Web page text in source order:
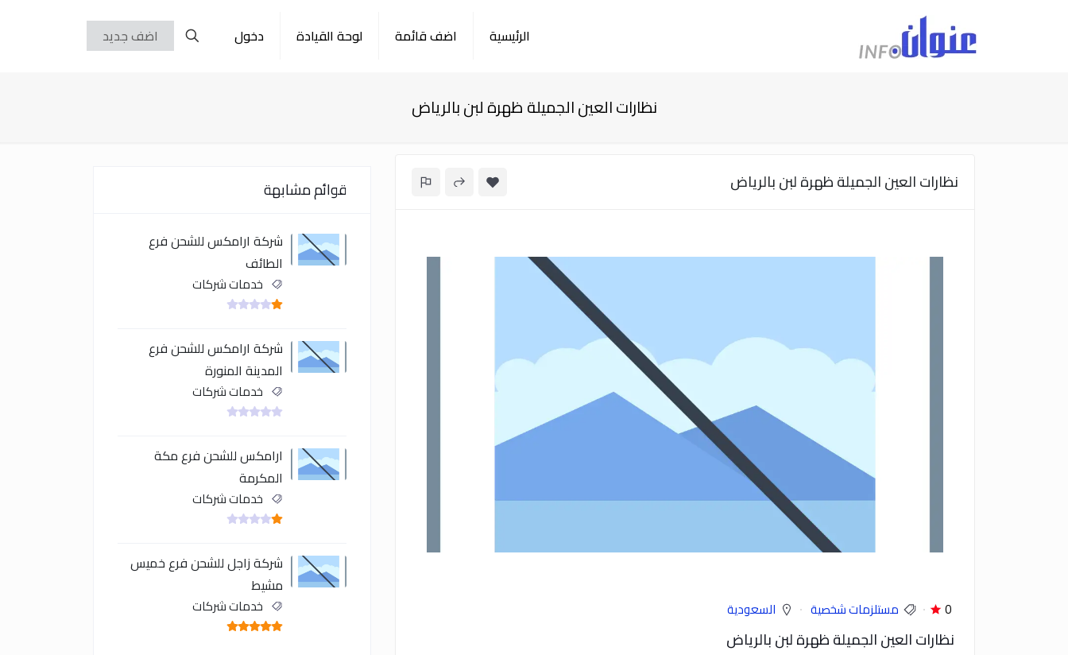
الرئيسية اضف قائمة لوحة القيادة دخول اضف جديد
نظارات العين الجميلة ظهرة لبن بالرياض
نظارات العين الجميلة ظهرة لبن بالرياض
0 مستلزمات شخصية السعودية
نظارات العين الجميلة ظهرة لبن بالرياض
قوائم مشابهة
شركة ارامكس للشحن فرع
الطائف
خدمات شركات
شركة ارامكس للشحن فرع
المدينة المنورة
خدمات شركات
ارامكس للشحن فرع مكة
المكرمة
خدمات شركات
شركة زاجل للشحن فرع خميس
مشيط
خدمات شركات